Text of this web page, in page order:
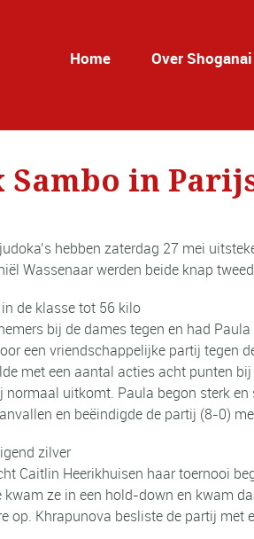
Home Over Shoganai
Sambo in
hebben zaterdag 27 mei
Wassenaar werden beide knap
de klasse tot 56 kilo
bij de dames tegen en had
een vriendschappelijke partij tegen
met een aantal acties acht punten
normaal uitkomt. Paula begon sterk
en beëindigde de partij (8-0)
zilver
Caitlin Heerikhuisen haar toernooi
ze in een hold-down en kwam
op. Khrapunova besliste de partij